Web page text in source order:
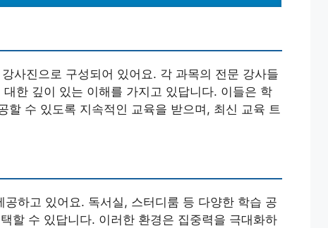
사진으로 구성되어 있어요. 각 과목의 전문 강사들
한 깊이 있는 이해를 가지고 있답니다. 이들은 학
할 수 있도록 지속적인 교육을 받으며, 최신 교육 트
하고 있어요. 독서실, 스터디룸 등 다양한 학습 공
할 수 있답니다. 이러한 환경은 집중력을 극대화하